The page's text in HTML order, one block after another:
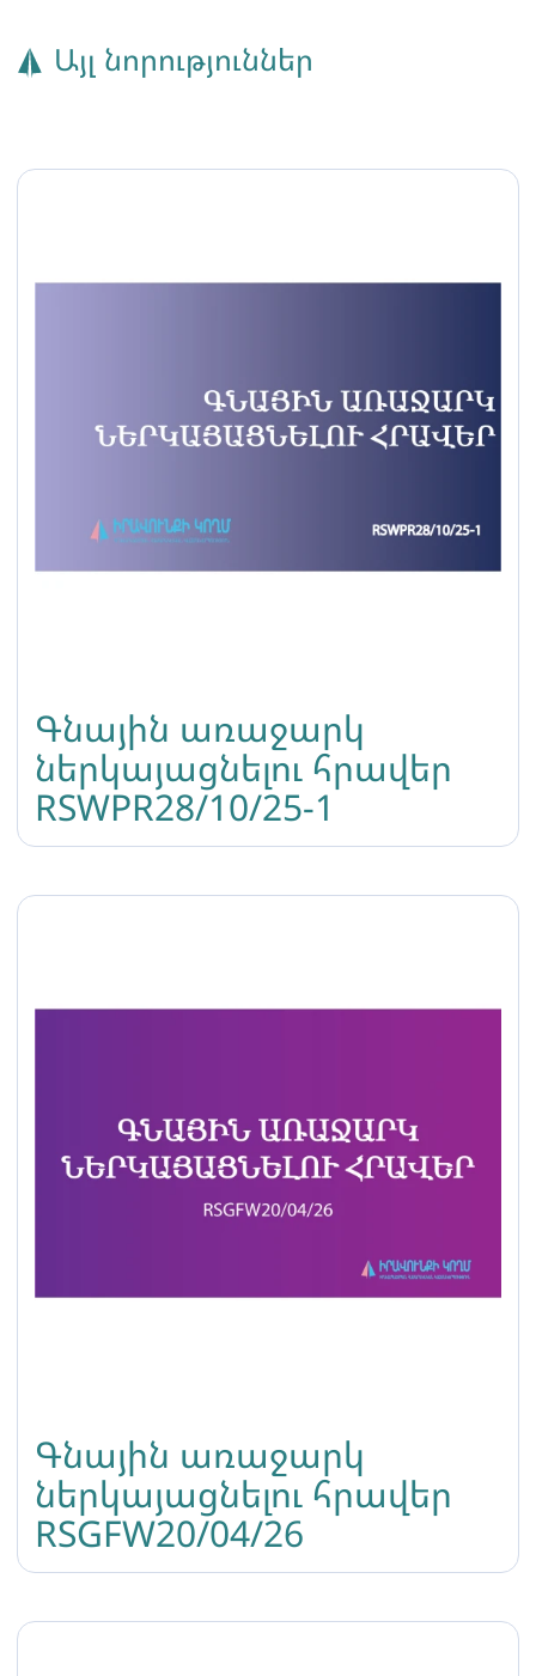
Այլ նորություններ
Գնային առաջարկ
ներկայացնելու հրավեր
RSWPR28/10/25-1
Գնային առաջարկ
ներկայացնելու հրավեր
RSGFW20/04/26